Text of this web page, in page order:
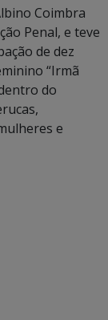
Coimbra
Penal, e teve
de dez
“Irmã
do
e